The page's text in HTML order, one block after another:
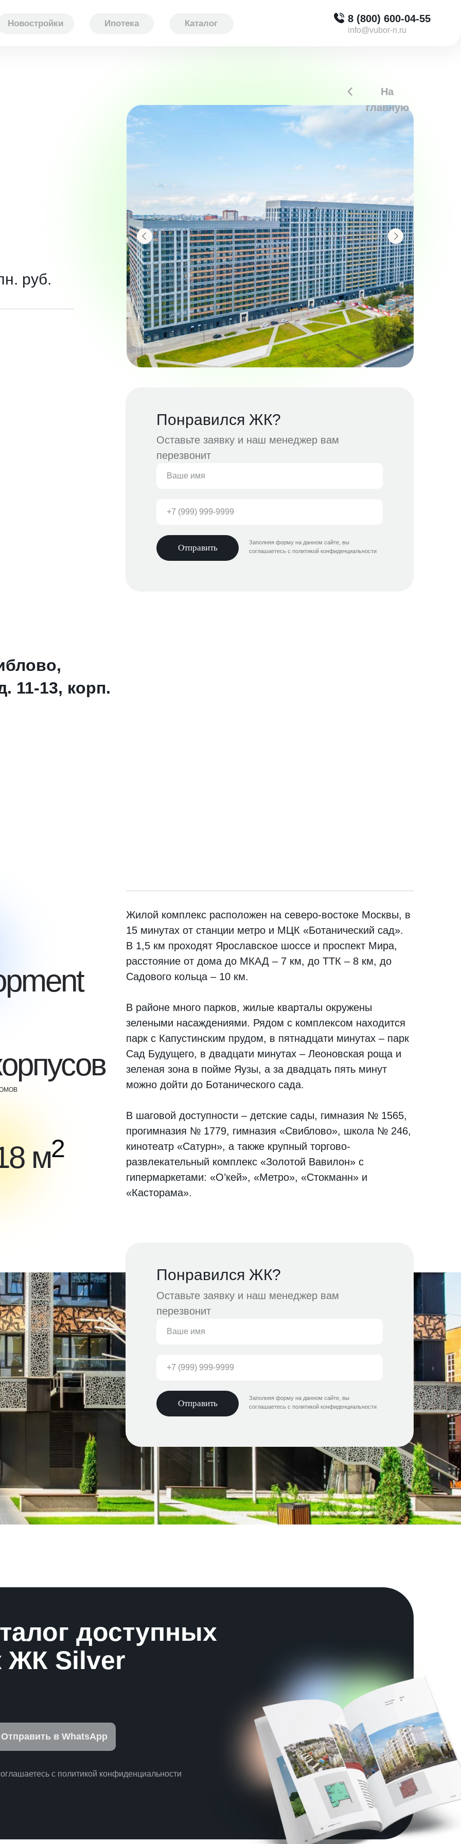
8 (800) 600-04-55
info@vubor-n.ru
Новостройки Ипотека Каталог
Оставьте заявку и наш менеджер вам
перезвонит
Понравился ЖК?
Заполняя форму на данном сайте, вы
соглашаетесь с политикой конфиденциальности
На
главную
руб.
Отправить
11-13, корп.
Жилой комплекс расположен на северо-востоке Москвы, в
15 минутах от станции метро и МЦК «Ботанический сад».
В 1,5 км проходят Ярославское шоссе и проспект Мира,
расстояние от дома до МКАД – 7 км, до ТТК – 8 км, до
Садового кольца – 10 км.
В районе много парков, жилые кварталы окружены
зелеными насаждениями. Рядом с комплексом находится
парк с Капустинским прудом, в пятнадцати минутах – парк
Сад Будущего, в двадцати минутах – Леоновская роща и
зеленая зона в пойме Яузы, а за двадцать пять минут
можно дойти до Ботанического сада.
В шаговой доступности – детские сады, гимназия № 1565,
прогимназия № 1779, гимназия «Свиблово», школа № 246,
кинотеатр «Сатурн», а также крупный торгово-
развлекательный комплекс «Золотой Вавилон» с
гипермаркетами: «О’кей», «Метро», «Стокманн» и
«Касторама».
м2
Отправить
Оставьте заявку и наш менеджер вам
перезвонит
Понравился ЖК?
Заполняя форму на данном сайте, вы
соглашаетесь с политикой конфиденциальности
доступных
ЖК Silver
с политикой конфиденциальности
Отправить в WhatsApp